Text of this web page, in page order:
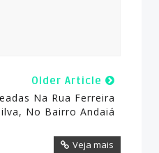
Older Article
Na Rua Ferreira
No Bairro Andaiá
Veja mais